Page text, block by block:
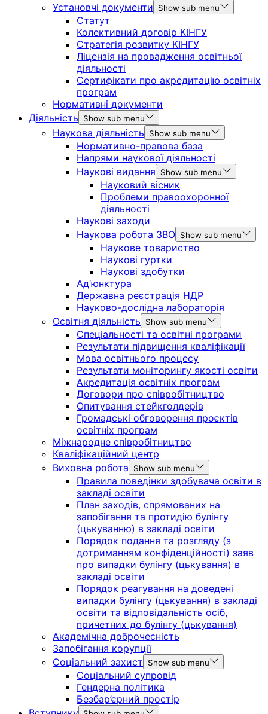
Установчі документи
Show sub menu
Статут
Колективний договір КІНГУ
Стратегія розвитку КІНГУ
Ліцензія на провадження освітньої
діяльності
Сертифікати про акредитацію освітніх
програм
Нормативні документи
Діяльність
Show sub menu
Наукова діяльність Show sub menu
Нормативно-правова база
Напрями наукової діяльності
Наукові видання
Show sub menu
Науковий вісник
Проблеми правоохоронної
діяльності
Наукові заходи
Наукова робота ЗВО Show sub menu
Наукове товариство
Наукові гуртки
Наукові здобутки
Ад’юнктура
Державна реєстрація НДР
Науково-дослідна лабораторія
Освітня діяльність
Show sub menu
Спеціальності та освітні програми
Результати підвищення кваліфікації
Мова освітнього процесу
Результати моніторингу якості освіти
Акредитація освітніх програм
Договори про співробітництво
Опитування стейкголдерів
Громадські обговорення проєктів
освітніх програм
Міжнародне співробітництво
Кваліфікаційний центр
Виховна робота
Show sub menu
Правила поведінки здобувача освіти в
закладі освіти
План заходів, спрямованих на
запобігання та протидію булінгу
(цькуванню) в закладі освіти
Порядок подання та розгляду (з
дотриманням конфіденційності) заяв
про випадки булінгу (цькування) в
закладі освіти
Порядок реагування на доведені
випадки булінгу (цькування) в закладі
освіти та відповідальність осіб,
причетних до булінгу (цькування)
Академічна доброчесність
Запобігання корупції
Соціальний захист
Show sub menu
Соціальний супровід
Гендерна політика
Безбар’єрний простір